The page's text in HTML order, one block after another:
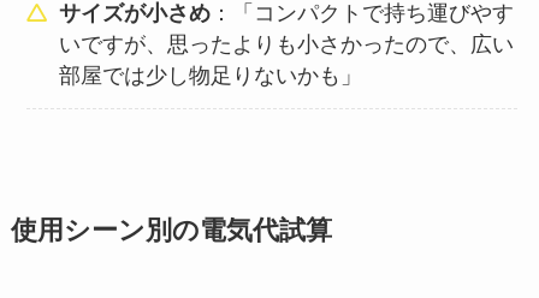
サイズが小さめ ：「コンパクトで持ち運びやす
いですが、思ったよりも小さかったので、広い
部屋では少し物足りないかも」
使用シーン別の電気代試算